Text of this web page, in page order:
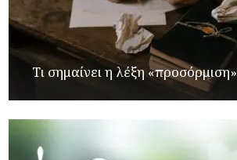
Τι σημαίνει η λέξη «προσόρμιση»